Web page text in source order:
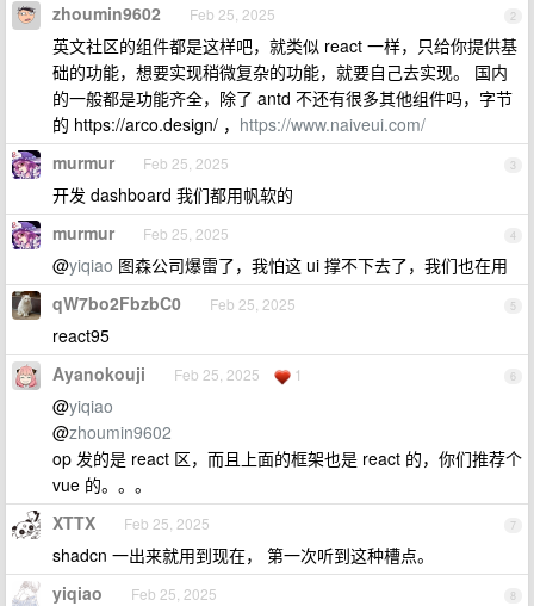
2
zhoumin9602 Feb 25, 2025
英文社区的组件都是这样吧，就类似 react 一样，只给你提供基
础的功能，想要实现稍微复杂的功能，就要自己去实现。 国内
的一般都是功能齐全，除了 antd 不还有很多其他组件吗，字节
的 https://arco.design/ ， https://www.naiveui.com/
3
murmur Feb 25, 2025
开发 dashboard 我们都用帆软的
4
murmur Feb 25, 2025
@yiqiao 图森公司爆雷了，我怕这 ui 撑不下去了，我们也在用
5
qW7bo2FbzbC0 Feb 25, 2025
react95
6
Ayanokouji Feb 25, 2025 1
@yiqiao
@zhoumin9602
op 发的是 react 区，而且上面的框架也是 react 的，你们推荐个
vue 的。。。
7
XTTX Feb 25, 2025
shadcn 一出来就用到现在， 第一次听到这种槽点。
8
yiqiao Feb 25, 2025